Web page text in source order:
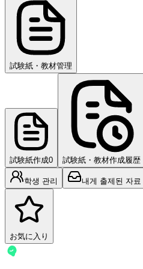
試験紙・教材管理
試験紙作成0 試験紙・教材作成履歴
학생 관리 내게 출제된 자료
お気に入り